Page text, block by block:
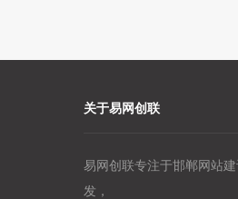
关于易网创联
易网创联专注于邯郸网站
发，